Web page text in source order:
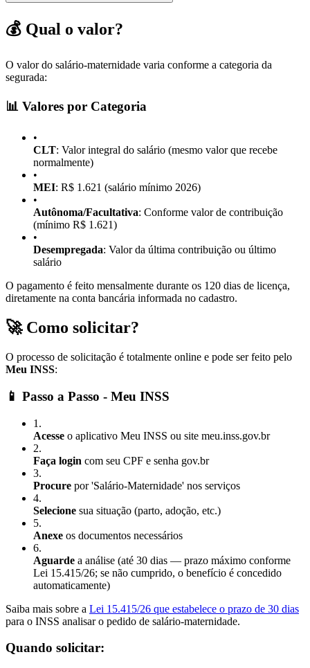
💰 Qual o valor?
O valor do salário-maternidade varia conforme a categoria da
segurada:
📊 Valores por Categoria
•
CLT: Valor integral do salário (mesmo valor que recebe
normalmente)
•
MEI: R$ 1.621 (salário mínimo 2026)
•
Autônoma/Facultativa: Conforme valor de contribuição
(mínimo R$ 1.621)
•
Desempregada: Valor da última contribuição ou último
salário
O pagamento é feito mensalmente durante os 120 dias de licença,
diretamente na conta bancária informada no cadastro.
🚀 Como solicitar?
O processo de solicitação é totalmente online e pode ser feito pelo
Meu INSS:
📱 Passo a Passo - Meu INSS
1 .
Acesse o aplicativo Meu INSS ou site meu.inss.gov.br
2.
Faça login com seu CPF e senha gov.br
3.
Procure por 'Salário-Maternidade' nos serviços
4.
Selecione sua situação (parto, adoção, etc.)
5.
Anexe os documentos necessários
6.
Aguarde a análise (até 30 dias — prazo máximo conforme
Lei 15.415/26; se não cumprido, o benefício é concedido
automaticamente)
Saiba mais sobre a Lei 15.415/26 que estabelece o prazo de 30 dias
para o INSS analisar o pedido de salário-maternidade.
Quando solicitar: